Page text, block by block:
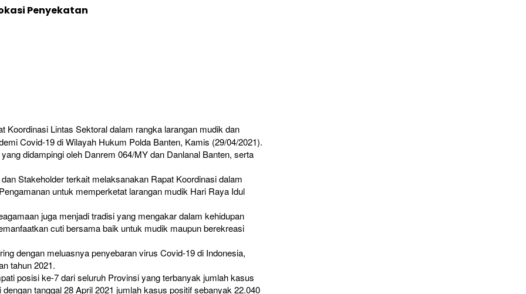
Penyekatan
Koordinasi Lintas Sektoral dalam rangka larangan mudik dan
Covid-19 di Wilayah Hukum Polda Banten, Kamis (29/04/2021).
didampingi oleh Danrem 064/MY dan Danlanal Banten, serta
Stakeholder terkait melaksanakan Rapat Koordinasi dalam
untuk memperketat larangan mudik Hari Raya Idul
juga menjadi tradisi yang mengakar dalam kehidupan
cuti bersama baik untuk mudik maupun berekreasi
dengan meluasnya penyebaran virus Covid-19 di Indonesia,
tahun 2021.
posisi ke-7 dari seluruh Provinsi yang terbanyak jumlah kasus
tanggal 28 April 2021 jumlah kasus positif sebanyak 22.040